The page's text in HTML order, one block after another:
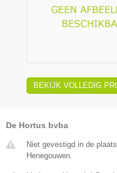
BEKIJK VOLLEDIG
De Hortus bvba
Niet gevestigd in de
Henegouwen.